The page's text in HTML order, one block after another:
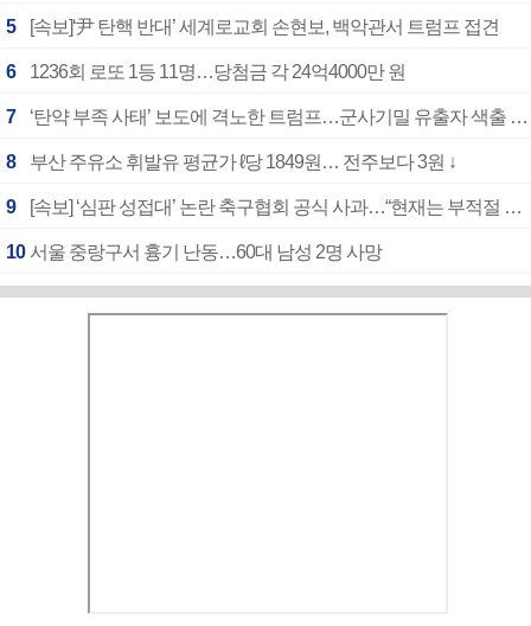
5 [속보]‘尹 탄핵 반대’ 세계로교회 손현보, 백악관서 트럼프 접견
6 1236회 로또 1등 11명…당첨금 각 24억4000만 원
7 ‘탄약 부족 사태’ 보도에 격노한 트럼프…군사기밀 유출자 색출 지시
8 부산 주유소 휘발유 평균가 ℓ당 1849원… 전주보다 3원 ↓
9 [속보] ‘심판 성접대’ 논란 축구협회 공식 사과…“현재는 부적절 행위 없어”
10 서울 중랑구서 흉기 난동…60대 남성 2명 사망